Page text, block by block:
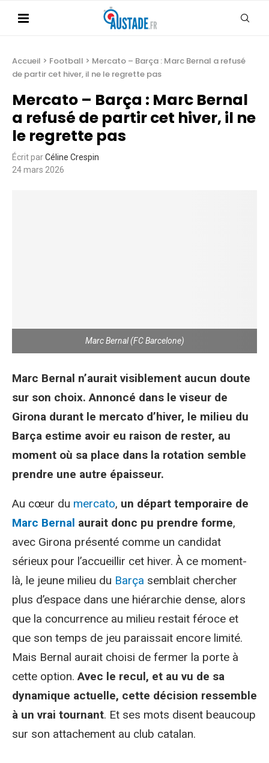
Accueil > Football > Mercato – Barça : Marc Bernal a refusé
de partir cet hiver, il ne le regrette pas
Mercato – Barça : Marc Bernal
a refusé de partir cet hiver, il ne
le regrette pas
Écrit parCéline Crespin
24 mars 2026
Marc Bernal (FC Barcelone)
Marc Bernal n’aurait visiblement aucun doute
sur son choix. Annoncé dans le viseur de
Girona durant le mercato d’hiver, le milieu du
Barça estime avoir eu raison de rester, au
moment où sa place dans la rotation semble
prendre une autre épaisseur.
Au cœur du mercato, un départ temporaire de
Marc Bernal aurait donc pu prendre forme,
avec Girona présenté comme un candidat
sérieux pour l’accueillir cet hiver. À ce moment-
là, le jeune milieu du Barça semblait chercher
plus d’espace dans une hiérarchie dense, alors
que la concurrence au milieu restait féroce et
que son temps de jeu paraissait encore limité.
Mais Bernal aurait choisi de fermer la porte à
cette option.Avec le recul, et au vu de sa
dynamique actuelle, cette décision ressemble
à un vrai tournant. Et ses mots disent beaucoup
sur son attachement au club catalan.